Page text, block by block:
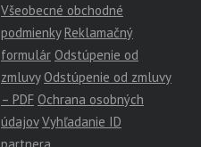
Všeobecné obchodné
podmienky Reklamačný
formulár Odstúpenie od
zmluvy Odstúpenie od zmluvy
– PDF Ochrana osobných
údajov Vyhľadanie ID
partnera